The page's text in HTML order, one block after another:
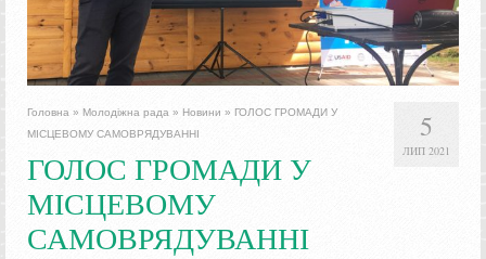
5
ЛИП 2021
Головна » Молодіжна рада » Новини » ГОЛОС ГРОМАДИ У
МІСЦЕВОМУ САМОВРЯДУВАННІ
ГОЛОС ГРОМАДИ У
МІСЦЕВОМУ
САМОВРЯДУВАННІ